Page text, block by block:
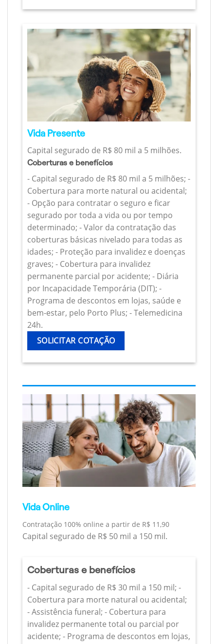
Vida Presente
Capital segurado de R$ 80 mil a 5 milhões.
Coberturas e benefícios
- Capital segurado de R$ 80 mil a 5 milhões; -
Cobertura para morte natural ou acidental;
- Opção para contratar o seguro e ficar
segurado por toda a vida ou por tempo
determinado; - Valor da contratação das
coberturas básicas nivelado para todas as
idades; - Proteção para invalidez e doenças
graves; - Cobertura para invalidez
permanente parcial por acidente; - Diária
por Incapacidade Temporária (DIT); -
Programa de descontos em lojas, saúde e
bem-estar, pelo Porto Plus; - Telemedicina
24h.
SOLICITAR COTAÇÃO
Vida Online
Contratação 100% online a partir de R$ 11,90
Capital segurado de R$ 50 mil a 150 mil.
Coberturas e benefícios
- Capital segurado de R$ 30 mil a 150 mil; -
Cobertura para morte natural ou acidental;
- Assistência funeral; - Cobertura para
invalidez permanente total ou parcial por
acidente; - Programa de descontos em lojas,